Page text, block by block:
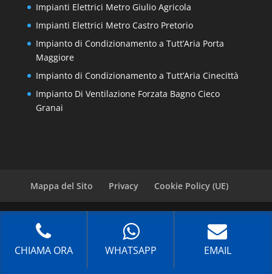
Impianti Elettrici Metro Giulio Agricola
Impianti Elettrici Metro Castro Pretorio
Impianto di Condizionamento a Tutt’Aria Porta
Maggiore
Impianto di Condizionamento a Tutt’Aria Cinecittà
Impianto Di Ventilazione Forzata Bagno Cieco
Granai
Mappa del Sito Privacy Cookie Policy (UE)
Solution Group Communication
CHIAMA ORA WHATSAPP EMAIL